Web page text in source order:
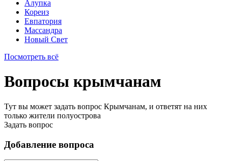
Алупка
Кореиз
Евпатория
Массандра
Новый Свет
Посмотреть всё
Вопросы крымчанам
Тут вы может задать вопрос Крымчанам, и ответят на них
только жители полуострова
Задать вопрос
Добавление вопроса